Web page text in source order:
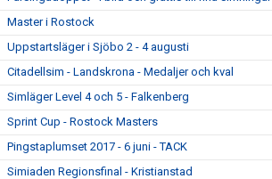
Master i Rostock
Uppstartsläger i Sjöbo 2 - 4 augusti
Citadellsim - Landskrona - Medaljer och kval
Simläger Level 4 och 5 - Falkenberg
Sprint Cup - Rostock Masters
Pingstaplumset 2017 - 6 juni - TACK
Simiaden Regionsfinal - Kristianstad